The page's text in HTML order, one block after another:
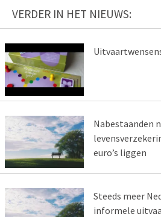
VERDER IN HET NIEUWS:
Nabestaanden
euro’s liggen
Steeds meer
informele